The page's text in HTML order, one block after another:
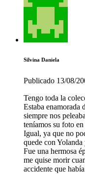
Silvina Daniela
Publicado 13/08/
Tengo toda la
Estaba enamorada
siempre nos
teníamos su foto
Igual, ya que no
quede con
Fue una hermosa
me quise morir
accidente que